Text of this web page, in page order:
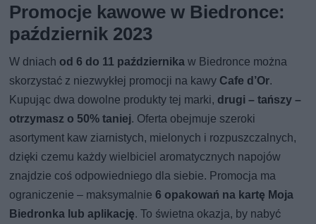
Promocje kawowe w Biedronce:
październik 2023
W dniach od 6 do 11 października w Biedronce można
skorzystać z niezwykłej promocji na kawy Cafe d’Or.
Kupując dwa dowolne produkty tej marki, drugi – tańszy –
otrzymasz o 50% taniej. Oferta obejmuje szeroki
asortyment kaw ziarnistych, mielonych i rozpuszczalnych,
dzięki czemu każdy wielbiciel aromatycznych napojów
znajdzie coś odpowiedniego dla siebie. Promocja ma
ograniczenie – maksymalnie6 opakowań na kartę Moja
Biedronka lub aplikację. To świetna okazja, by nabyć